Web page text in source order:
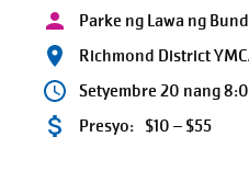
Parke ng Lawa ng
Richmond District
Setyembre 20 nang
Presyo: $10 – $55